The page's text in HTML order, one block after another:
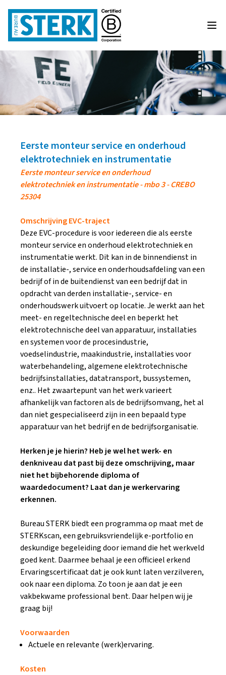
Eerste monteur service en onderhoud
elektrotechniek en instrumentatie
Eerste monteur service en onderhoud
elektrotechniek en instrumentatie - mbo 3 - CREBO
25304
Omschrijving EVC-traject
Deze EVC-procedure is voor iedereen die als eerste
monteur service en onderhoud elektrotechniek en
instrumentatie werkt. Dit kan in de binnendienst in
de installatie-, service en onderhoudsafdeling van een
bedrijf of in de buitendienst van een bedrijf dat in
opdracht van derden installatie-, service- en
onderhoudswerk uitvoert op locatie. Je werkt aan het
meet- en regeltechnische deel en beperkt het
elektrotechnische deel van apparatuur, installaties
en systemen voor de procesindustrie,
voedselindustrie, maakindustrie, installaties voor
waterbehandeling, algemene elektrotechnische
bedrijfsinstallaties, datatransport, bussystemen,
enz.. Het zwaartepunt van het werk varieert
afhankelijk van factoren als de bedrijfsomvang, het al
dan niet gespecialiseerd zijn in een bepaald type
apparatuur van het bedrijf en de bedrijfsorganisatie.
Herken je je hierin? Heb je wel het werk- en
denkniveau dat past bij deze omschrijving, maar
niet het bijbehorende diploma of
waardedocument? Laat dan je werkervaring
erkennen.
Bureau STERK biedt een programma op maat met de
STERKscan, een gebruiksvriendelijk e-portfolio en
deskundige begeleiding door iemand die het werkveld
goed kent. Daarmee behaal je een officieel erkend
Ervaringscertificaat dat je ook kunt laten verzilveren,
ook naar een diploma. Zo toon je aan dat je een
vakbekwame professional bent. Daar helpen wij je
graag bij!
Voorwaarden
Actuele en relevante (werk)ervaring.
Kosten